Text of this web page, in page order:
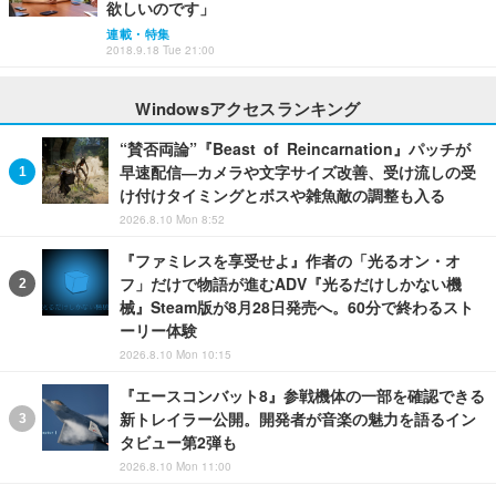
欲しいのです」
連載・特集
2018.9.18 Tue 21:00
Windowsアクセスランキング
“賛否両論”『Beast of Reincarnation』パッチが
早速配信―カメラや文字サイズ改善、受け流しの受
け付けタイミングとボスや雑魚敵の調整も入る
2026.8.10 Mon 8:52
『ファミレスを享受せよ』作者の「光るオン・オ
フ」だけで物語が進むADV『光るだけしかない機
械』Steam版が8月28日発売へ。60分で終わるスト
ーリー体験
2026.8.10 Mon 10:15
『エースコンバット8』参戦機体の一部を確認できる
新トレイラー公開。開発者が音楽の魅力を語るイン
タビュー第2弾も
2026.8.10 Mon 11:00